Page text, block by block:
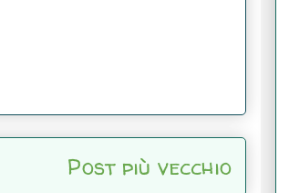
Post più vecchio